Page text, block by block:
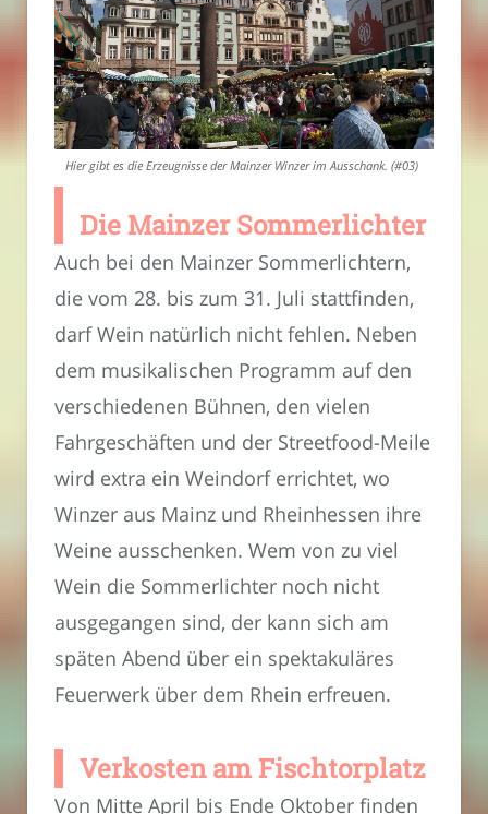
Hier gibt es die Erzeugnisse der Mainzer Winzer im Ausschank. (#03)
Die Mainzer Sommerlichter
Auch bei den Mainzer Sommerlichtern,
die vom 28. bis zum 31. Juli stattfinden,
darf Wein natürlich nicht fehlen. Neben
dem musikalischen Programm auf den
verschiedenen Bühnen, den vielen
Fahrgeschäften und der Streetfood-Meile
wird extra ein Weindorf errichtet, wo
Winzer aus Mainz und Rheinhessen ihre
Weine ausschenken. Wem von zu viel
Wein die Sommerlichter noch nicht
ausgegangen sind, der kann sich am
späten Abend über ein spektakuläres
Feuerwerk über dem Rhein erfreuen.
Verkosten am Fischtorplatz
Von Mitte April bis Ende Oktober finden